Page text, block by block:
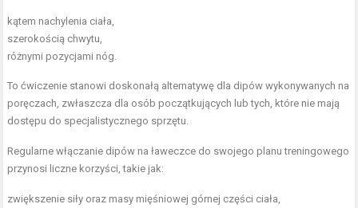
kątem nachylenia ciała,
szerokością chwytu,
różnymi pozycjami nóg.
To ćwiczenie stanowi doskonałą alternatywę dla dipów wykonywanych na
poręczach, zwłaszcza dla osób początkujących lub tych, które nie mają
dostępu do specjalistycznego sprzętu.
Regularne włączanie dipów na ławeczce do swojego planu treningowego
przynosi liczne korzyści, takie jak:
zwiększenie siły oraz masy mięśniowej górnej części ciała,